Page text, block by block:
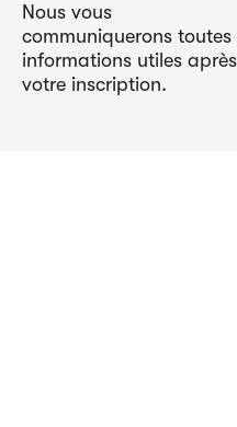
Nous vous
communiquerons toutes
informations utiles après
votre inscription.